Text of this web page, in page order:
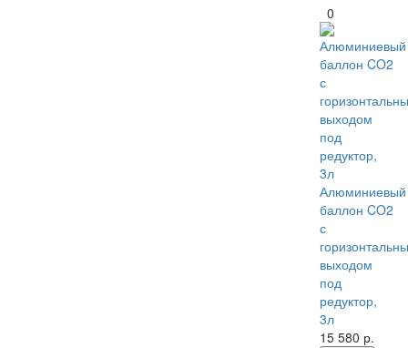
0
Алюминиевый
баллон CO2
с
выходом
под
редуктор,
3л
15 580 р.